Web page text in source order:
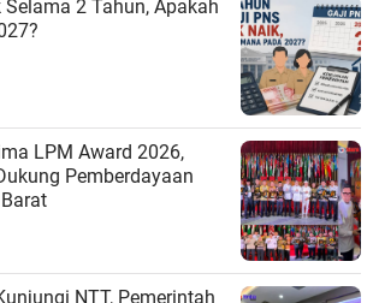
Selama 2 Tahun, Apakah
LPM Award 2026,
Pemberdayaan
NTT, Pemerintah